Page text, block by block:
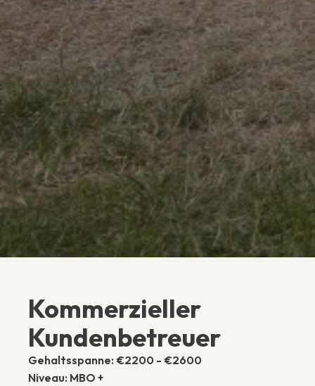
Kommerzieller
Kundenbetreuer
Gehaltsspanne: €2200 - €2600
Niveau: MBO +